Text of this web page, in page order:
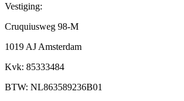
Vestiging:
Cruquiusweg 98-M
1019 AJ Amsterdam
Kvk: 85333484
BTW: NL863589236B01